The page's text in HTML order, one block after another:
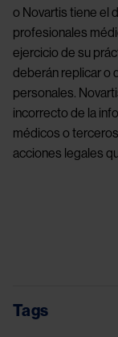
o Novartis tiene el
profesionales
ejercicio de su
deberán replicar o
personales.
incorrecto de la
médicos o
acciones legales
Tags